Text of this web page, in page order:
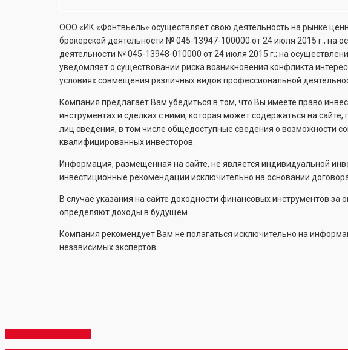
ООО «ИК «Фонтвьель» осуществляет свою деятельность на рынке
брокерской деятельности №045-13947-100000 от 24 июля 2015 г.; на
деятельности №045-13948-010000 от 24 июля 2015 г.; на
уведомляет о существовании риска возникновения конфликта
условиях совмещения различных видов профессиональной
Компания предлагает Вам убедиться в том, что Вы имеете право
инструментах и сделках с ними, которая может содержаться на
лиц сведения, в том числе общедоступные сведения о возможности
квалифицированных инвесторов.
Информация, размещенная на сайте, не является индивидуальной
инвестиционные рекомендации исключительно на основании
В случае указания на сайте доходности финансовых инструментов
определяют доходы в будущем.
Компания рекомендует Вам не полагаться исключительно на
независимых экспертов.